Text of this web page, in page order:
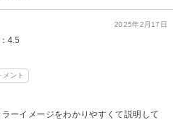
2025年2月17日
4.5
メント
ーイメージをわかりやすくて説明して